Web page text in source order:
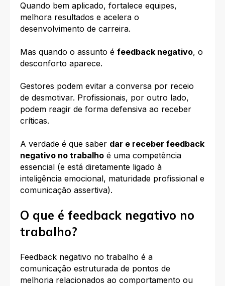
Quando bem aplicado, fortalece equipes,
melhora resultados e acelera o
desenvolvimento de carreira.
Mas quando o assunto é feedback negativo, o
desconforto aparece.
Gestores podem evitar a conversa por receio
de desmotivar. Profissionais, por outro lado,
podem reagir de forma defensiva ao receber
críticas.
A verdade é que saber dar e receber feedback
negativo no trabalho é uma competência
essencial (e está diretamente ligado à
inteligência emocional, maturidade profissional e
comunicação assertiva).
O que é feedback negativo no
trabalho?
Feedback negativo no trabalho é a
comunicação estruturada de pontos de
melhoria relacionados ao comportamento ou